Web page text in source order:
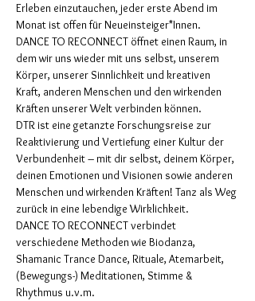
Erleben einzutauchen, jeder erste Abend im
Monat ist offen für Neueinsteiger*Innen.
DANCE TO RECONNECT öffnet einen Raum, in
dem wir uns wieder mit uns selbst, unserem
Körper, unserer Sinnlichkeit und kreativen
Kraft, anderen Menschen und den wirkenden
Kräften unserer Welt verbinden können.
DTR ist eine getanzte Forschungsreise zur
Reaktivierung und Vertiefung einer Kultur der
Verbundenheit – mit dir selbst, deinem Körper,
deinen Emotionen und Visionen sowie anderen
Menschen und wirkenden Kräften! Tanz als Weg
zurück in eine lebendige Wirklichkeit.
DANCE TO RECONNECT verbindet
verschiedene Methoden wie Biodanza,
Shamanic Trance Dance, Rituale, Atemarbeit,
(Bewegungs-) Meditationen, Stimme &
Rhythmus u.v.m.